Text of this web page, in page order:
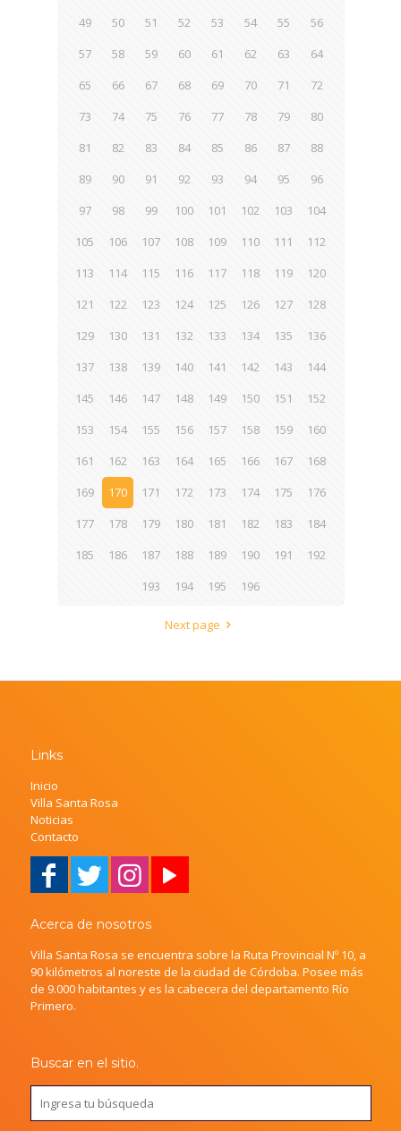
49
50 51 52 53 54 55
56
57
58 59 60 61 62 63
64
65
66 67 68 69 70 71
72
73
74 75 76 77 78 79
80
81
82 83 84 85 86 87
88
89
90 91 92 93 94 95
96
97
98 99 100 101 102 103
104
105
106 107 108 109 110 111
112
113
114 115 116 117 118 119
120
121
122 123 124 125 126 127
128
129
130 131 132 133 134 135
136
137
138 139 140 141 142 143
144
145
146 147 148 149 150 151
152
153
154 155 156 157 158 159
160
161
162 163 164 165 166 167
168
169
170 171 172 173 174 175
176
177
178 179 180 181 182 183
184
185
186 187 188 189 190 191
192
193
194 195 196
Next page
Links
Inicio
Villa Santa Rosa
Noticias
Contacto
Acerca de nosotros
Villa Santa Rosa se encuentra sobre la Ruta Provincial Nº 10, a
90 kilómetros al noreste de la ciudad de Córdoba. Posee más
de 9.000 habitantes y es la cabecera del departamento Río
Primero.
Buscar en el sitio.